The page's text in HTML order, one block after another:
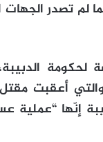
لم تصدر
لحكومة
أعقبت
إنّها “عملية